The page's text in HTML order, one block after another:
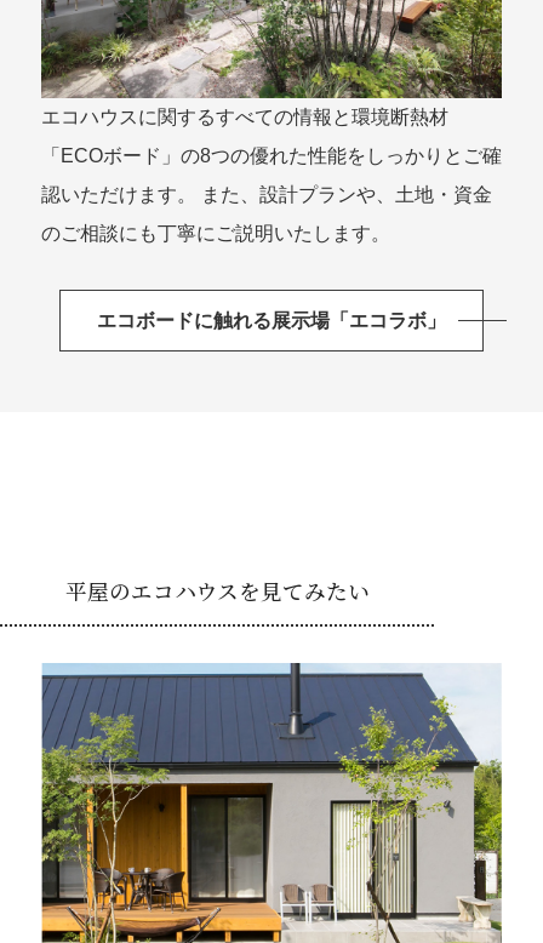
エコハウスに関するすべての情報と環境断熱材
「ECOボード」の8つの優れた性能をしっかりとご確
認いただけます。 また、設計プランや、土地・資金
のご相談にも丁寧にご説明いたします。
エコボードに触れる展示場「エコラボ」
平屋のエコハウスを見てみたい